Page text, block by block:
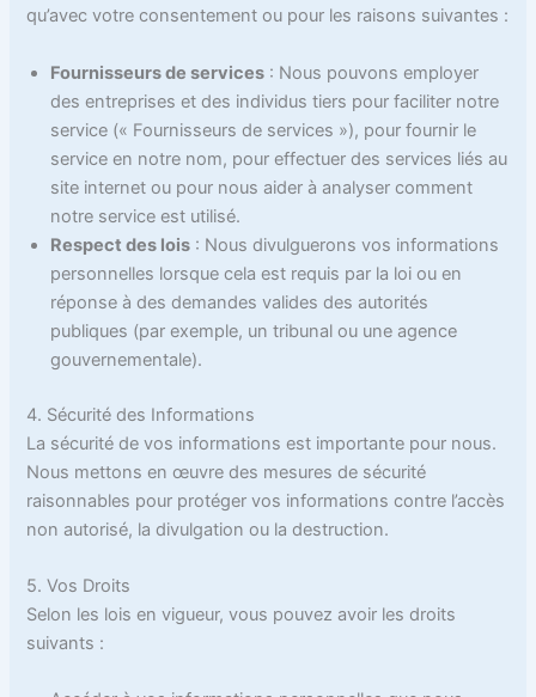
qu’avec votre consentement ou pour les raisons suivantes :
Fournisseurs de services : Nous pouvons employer
des entreprises et des individus tiers pour faciliter notre
service (« Fournisseurs de services »), pour fournir le
service en notre nom, pour effectuer des services liés au
site internet ou pour nous aider à analyser comment
notre service est utilisé.
Respect des lois : Nous divulguerons vos informations
personnelles lorsque cela est requis par la loi ou en
réponse à des demandes valides des autorités
publiques (par exemple, un tribunal ou une agence
gouvernementale).
4. Sécurité des Informations
La sécurité de vos informations est importante pour nous.
Nous mettons en œuvre des mesures de sécurité
raisonnables pour protéger vos informations contre l’accès
non autorisé, la divulgation ou la destruction.
5. Vos Droits
Selon les lois en vigueur, vous pouvez avoir les droits
suivants :